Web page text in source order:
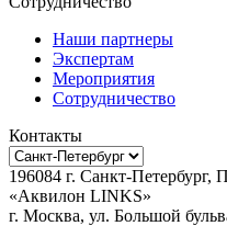
Наши партнеры
Экспертам
Мероприятия
Сотрудничество
Контакты
196084 г. Санкт-Петербург,
«Аквилон LINKS»
г. Москва, ул. Большой